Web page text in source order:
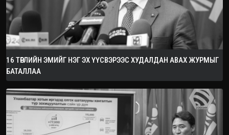
16 ТӨРЛИЙН ЭМИЙГ НЭГ ЭХ ҮҮСВЭРЭЭС ХУДАЛДАН АВАХ ЖУРМЫГ
БАТАЛЛАА